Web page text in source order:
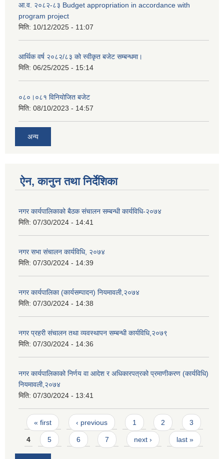
आ.व. २०८२-८३ Budget appropriation in accordance with
program project
मिति: 10/12/2025 - 11:07
आर्थिक वर्ष २०८२/८३ को स्वीकृत बजेट सम्बन्धमा।
मिति: 06/25/2025 - 15:14
०८०।०८१ विनियोजित बजेट
मिति: 08/10/2023 - 14:57
अन्य
ऐन, कानुन तथा निर्देशिका
नगर कार्यपालिकाको बैठक संचालन सम्बन्धी कार्यविधि-२०७४
मिति: 07/30/2024 - 14:41
नगर सभा संचालन कार्यविधि, २०७४
मिति: 07/30/2024 - 14:39
नगर कार्यपालिका (कार्यसम्पादन) नियमावली,२०७४
मिति: 07/30/2024 - 14:38
नगर प्रहरी संचालन तथा व्यवस्थापन सम्बन्धी कार्यविधि,२०७९
मिति: 07/30/2024 - 14:36
नगर कार्यपालिकाको निर्णय वा आदेश र अधिकारपत्रको प्रमाणीकरण (कार्यविधि)
नियमावली,२०७४
मिति: 07/30/2024 - 13:41
Pages
« first ‹ previous 1 2 3
4 5 6 7 next › last »